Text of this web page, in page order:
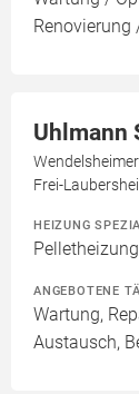
Uhlmann
Frei-
HEIZUNG
Pelletheizung
ANGEBOTENE
Wartung,
Austausch,